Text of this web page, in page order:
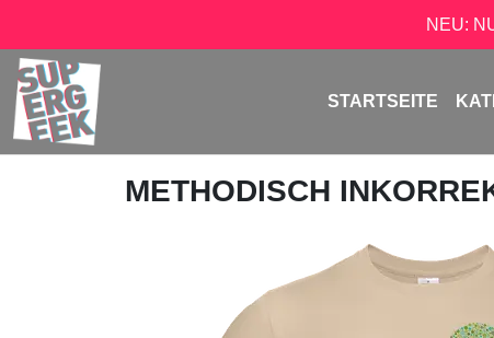
NEU:
STARTSEITE
METHODISCH